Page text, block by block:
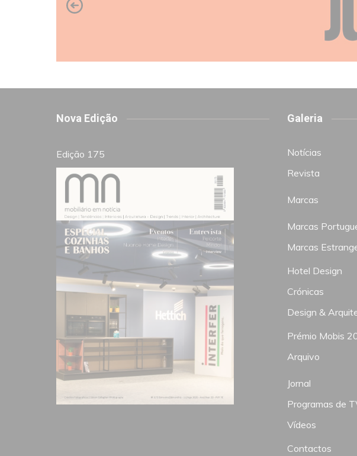
Nova Edição
Edição 175
Galeria
Notícias
Revista
Marcas
Marcas
Marcas
Hotel Design
Crónicas
Design &
Prémio Mobis
Arquivo
Jornal
Programas de
Vídeos
Contactos